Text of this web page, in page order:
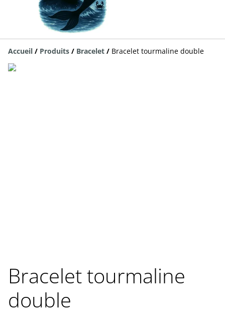
Accueil / Produits / Bracelet / Bracelet tourmaline double
Bracelet tourmaline
double